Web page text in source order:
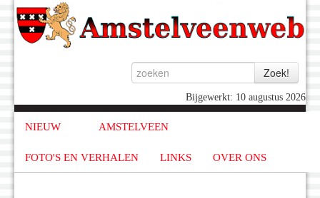
Bijgewerkt: 10 augustus 2026
NIEUW AMSTELVEEN
FOTO'S EN VERHALEN LINKS OVER ONS